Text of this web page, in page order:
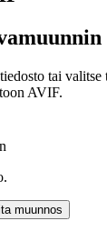
tai valitse
AVIF.
muunnos